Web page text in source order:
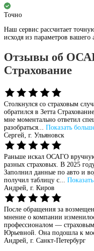
Точно
Наш сервис рассчитает
исходя из параметров вашего
Отзывы об
Страхование
Столкнулся со страховым
обратился в Зетта
мне моментально ответил
разобраться... Показать
Сергей, г. Ульяновск
Раньше искал ОСАГО
разных страховых. В 2025
Заполнил данные по авто и
получил таблицу с...
Андрей, г. Киров
После обращения за
мнение о компании
профессионалом —
Юрьевной. Она подошла к
Андрей, г. Санкт-Петербург